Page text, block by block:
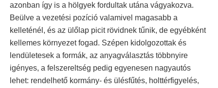
azonban így is a hölgyek fordultak utána vágyakozva.
Beülve a vezetési pozíció valamivel magasabb a
kelleténél, és az ülőlap picit rövidnek tűnik, de egyébként
kellemes környezet fogad. Szépen kidolgozottak és
lendületesek a formák, az anyagválasztás többnyire
igényes, a felszereltség pedig egyenesen nagyautós
lehet: rendelhető kormány- és ülésfűtés, holttérfigyelés,